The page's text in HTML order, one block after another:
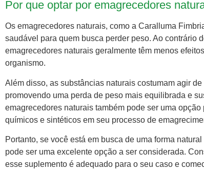
Por que optar por emagrecedores
Os emagrecedores naturais, como a Caralluma
saudável para quem busca perder peso. Ao contrário
emagrecedores naturais geralmente têm menos
organismo.
Além disso, as substâncias naturais costumam agir
promovendo uma perda de peso mais equilibrada e
emagrecedores naturais também pode ser uma
químicos e sintéticos em seu processo de
Portanto, se você está em busca de uma forma
pode ser uma excelente opção a ser considerada.
esse suplemento é adequado para o seu caso e